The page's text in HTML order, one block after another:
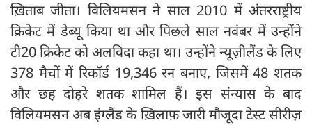
ख़िताब जीता। विलियमसन ने साल 2010 में अंतरराष्ट्रीय
क्रिकेट में डेब्यू किया था और पिछले साल नवंबर में उन्होंने
टी20 क्रिकेट को अलविदा कहा था। उन्होंने न्यूज़ीलैंड के लिए
378 मैचों में रिकॉर्ड 19,346 रन बनाए, जिसमें 48 शतक
और छह दोहरे शतक शामिल हैं। इस संन्यास के बाद
विलियमसन अब इंग्लैंड के ख़िलाफ़ जारी मौजूदा टेस्ट सीरीज़